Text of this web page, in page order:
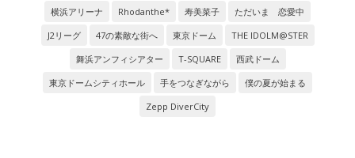
横浜アリーナ
Rhodanthe* 寿美菜子
ただいま 恋愛中
J2リーグ
47の素敵な街へ 東京ドーム
THE IDOLM@STER
舞浜アンフィシアター
T-SQUARE
西武ドーム
東京ドームシティホール
手をつなぎながら
僕の夏が始まる
Zepp DiverCity